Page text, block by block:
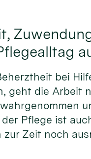
bei
geht die Arbeit
Pflege ist
Zeit noch